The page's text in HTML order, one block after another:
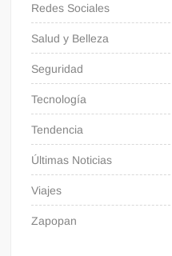
Redes Sociales
Salud y Belleza
Seguridad
Tecnología
Tendencia
Últimas Noticias
Viajes
Zapopan